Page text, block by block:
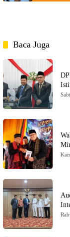
Baca Juga